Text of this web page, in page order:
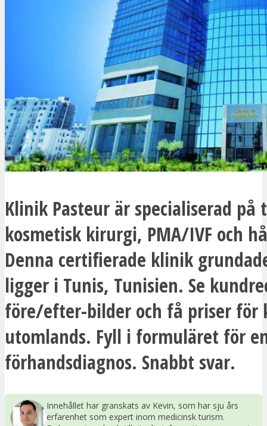
Klinik Pasteur är specialiserad på
kosmetisk kirurgi, PMA/IVF och
Denna certifierade klinik
ligger i Tunis, Tunisien. Se
före/efter-bilder och få priser för
utomlands. Fyll i formuläret för
förhandsdiagnos. Snabbt svar.
Innehållet har granskats av Kevin, som har sju års
erfarenhet som expert inom medicinsk turism.